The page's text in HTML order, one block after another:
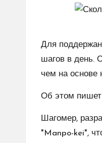
Для
шагов в день.
чем на основе
Об этом
Шагомер,
"Manpo-kei",